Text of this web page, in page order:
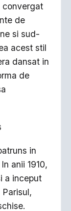
convergat
de
si sud-
acest stil
dansat in
de
in
anii 1910,
a inceput